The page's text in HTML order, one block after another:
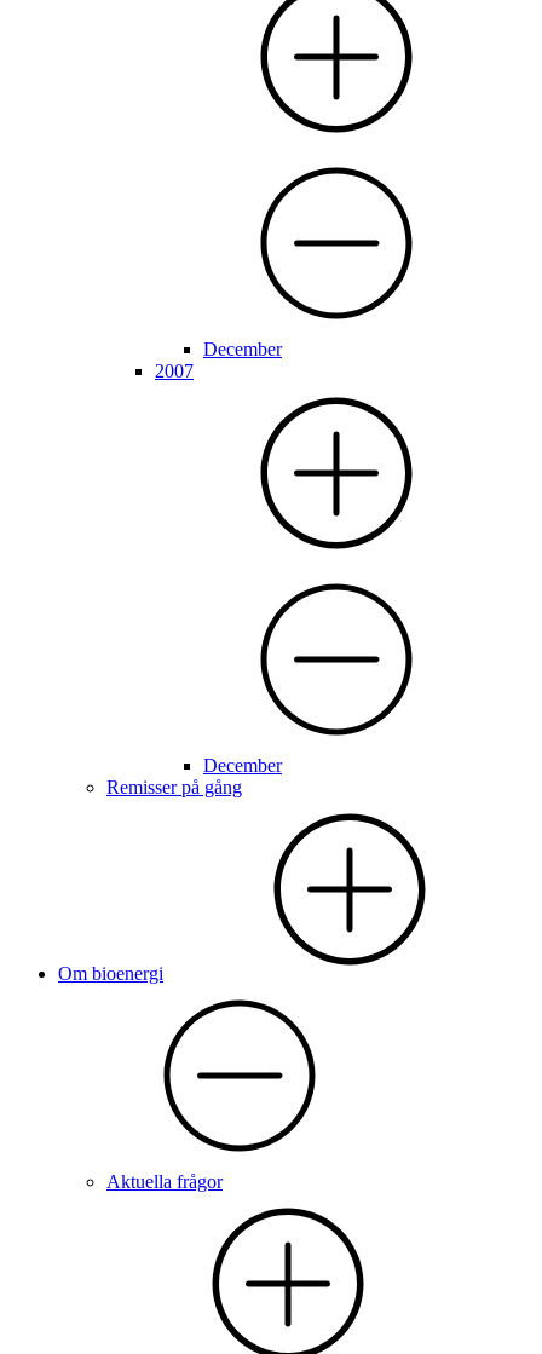
December
2007
December
Remisser på gång
Om bioenergi
Aktuella frågor